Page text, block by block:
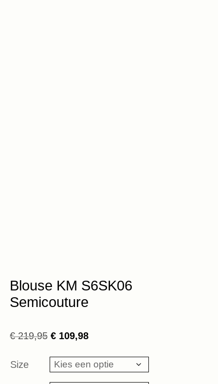
Blouse KM S6SK06
Semicouture
€219,95 Oorspronkelijke
was:
€ 219,95.
€ 109,98Huidige
is:
€ 109,98.
Size